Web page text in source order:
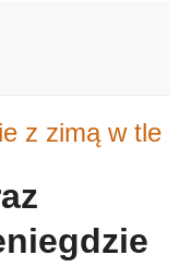
z zimą w tle